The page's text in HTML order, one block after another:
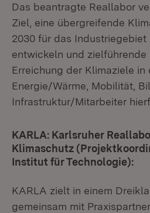
Das beantragte Reallabor
Ziel, eine übergreifende
2030 für das Industriegebiet
entwickeln und zielführende
Erreichung der Klimaziele in
Energie/Wärme, Mobilität,
Infrastruktur/Mitarbeiter
KARLA: Karlsruher
Klimaschutz
Institut für Technologie):
KARLA zielt in einem
gemeinsam mit